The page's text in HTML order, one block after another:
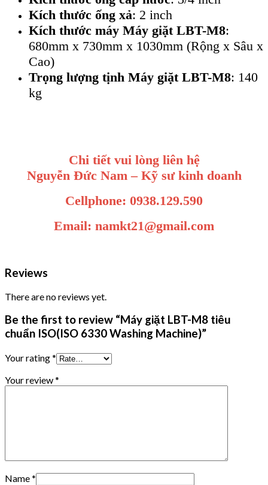
Kích thước ống xả: 2 inch
Kích thước máy Máy giặt LBT-M8:
680mm x 730mm x 1030mm (Rộng x Sâu x
Cao)
Trọng lượng tịnh Máy giặt LBT-M8: 140
kg
Chi tiết vui lòng liên hệ
Nguyễn Đức Nam – Kỹ sư kinh doanh
Cellphone: 0938.129.590
Email: namkt21@gmail.com
Reviews
There are no reviews yet.
Be the first to review “Máy giặt LBT-M8 tiêu
chuẩn ISO(ISO 6330 Washing Machine)”
Your rating*
Your review*
Name*